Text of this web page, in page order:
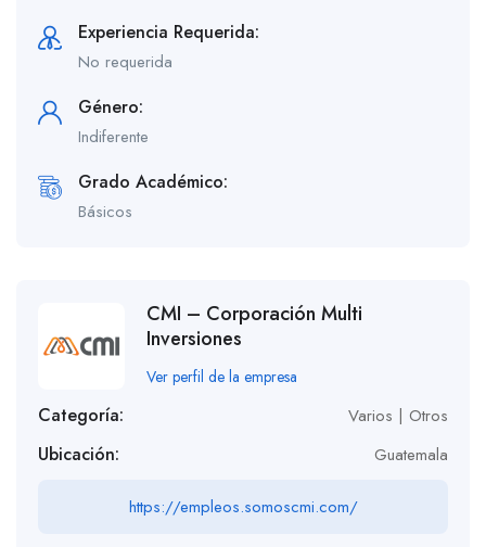
Experiencia Requerida:
No requerida
Género:
Indiferente
Grado Académico:
Básicos
CMI – Corporación Multi
Inversiones
Ver perfil de la empresa
Categoría: Varios | Otros
Ubicación: Guatemala
https://empleos.somoscmi.com/